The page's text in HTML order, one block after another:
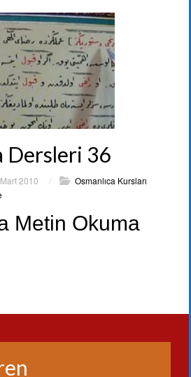
Dersleri 36
2010 /
Osmanlıca Kursları
Metin Okuma